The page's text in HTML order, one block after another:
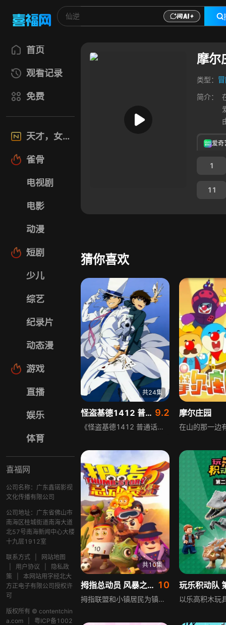
首页
观看记录
免费
天才，女友
雀骨
电视剧
电影
动漫
短剧
少儿
综艺
纪录片
动态漫
游戏
直播
娱乐
体育
喜福网
公司名称：广东鑫锘影视
文化传播有限公司
公司地址：广东省佛山市
南海区桂城街道南海大道
北57号南海新闻中心大楼
十九层1912室
联系方式
网站地图
用户协议
隐私政
策
本网站用字经北大
方正电子有限公司授权许
可
版权所有 © contentchin
a.com
粤ICP备1002
摩尔
类型：
简介：
爱奇
1
11
猜你喜欢
共24集
怪盗基德1412 普通话 9.2
《怪盗基德1412 普通话》改编自日本漫画家青山刚昌创作的漫画《魔术快斗》，是继以《名侦探柯南》特别篇形式间断播出的动画后，独立推出的电视动画系列，延续原作的悬疑冒险风格，为观众带来怪盗基德的精彩故事。
摩尔庄园
共10集
拇指总动员 风暴之眼 第5季 10
拇指联盟和小镇居民为镇长庆祝生日时，镇长袒露心病，儿子乐乐失踪于沙漠的风暴之眼，委托拇指联盟寻找。三人踏上旅途，在葵贝贝和仙贝贝带领下找到乐乐。为走出沙漠迷宫，拇指联盟勇闯地宫找宝石，神秘人伺机而动，众人齐心协力赶走神秘人，守护宝石，决定带回小镇并探寻恢复宝石力量的方法，乐乐选择留在沙漠规划绿洲，让沙漠焕发生机。
玩乐积动队